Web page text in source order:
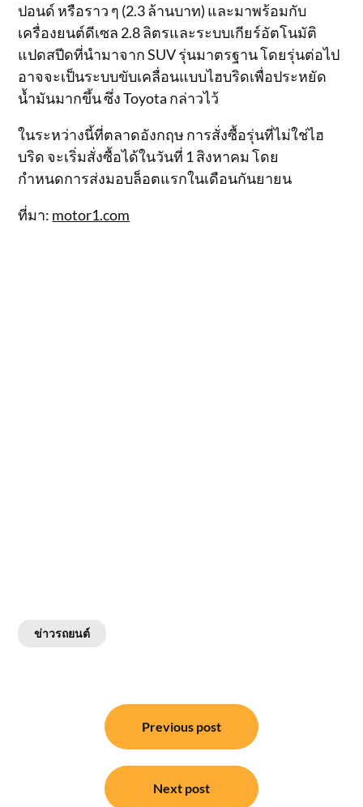
ปอนด์ หรือราว ๆ (2.3 ล้านบาท) และมาพร้อมกับ
เครื่องยนต์ดีเซล 2.8 ลิตรและระบบเกียร์อัตโนมัติ
แปดสปีดที่นำมาจาก SUV รุ่นมาตรฐาน โดยรุ่นต่อไป
อาจจะเป็นระบบขับเคลื่อนแบบไฮบริดเพื่อประหยัด
น้ำมันมากขึ้น ซึ่ง Toyota กล่าวไว้
ในระหว่างนี้ที่ตลาดอังกฤษ การสั่งซื้อรุ่นที่ไม่ใช่ไฮ
บริด จะเริ่มสั่งซื้อได้ในวันที่ 1 สิงหาคม โดย
กำหนดการส่งมอบล็อตแรกในเดือนกันยายน
ที่มา: motor1.com
ข่าวรถยนต์
Previous post
Next post